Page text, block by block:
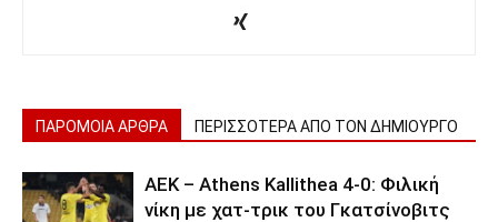
ΠΑΡΟΜΟΙΑ ΑΡΘΡΑ ΠΕΡΙΣΣΟΤΕΡΑ ΑΠΟ ΤΟΝ ΔΗΜΙΟΥΡΓΟ
ΑΕΚ – Athens Kallithea 4-0: Φιλική
νίκη με χατ-τρικ του Γκατσίνοβιτς